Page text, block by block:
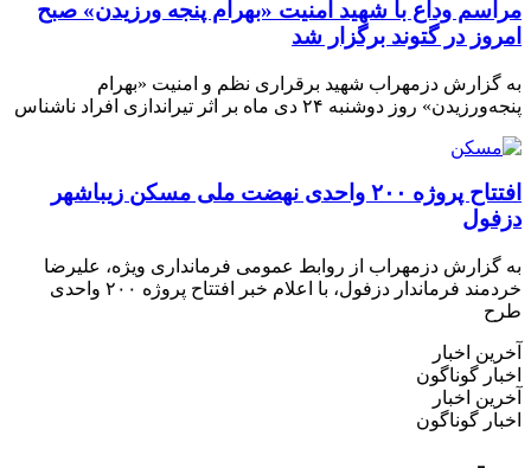
وداع با شهید امنیت «بهرام پنجه ورزیدن» صبح
در گتوند برگزار شد
گزارش دزمهراب شهید برقراری نظم و امنیت «بهرام
روز دوشنبه ۲۴ دی ماه بر اثر تیراندازی افراد ناشناس
افتتاح پروژه ۲۰۰ واحدی نهضت ملی مسکن زیباشهر
گزارش دزمهراب از روابط عمومی فرمانداری ویژه، علیرضا
خردمند فرماندار دزفول، با اعلام خبر افتتاح پروژه ۲۰۰ واحدی
اخبار
گوناگون
اخبار
گوناگون